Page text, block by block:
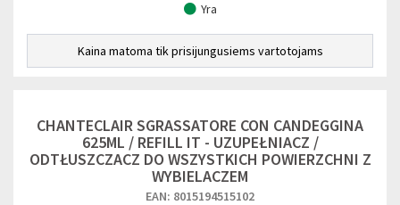
Yra
Kaina matoma tik prisijungusiems vartotojams
CHANTECLAIR SGRASSATORE CON CANDEGGINA
625ML / REFILL IT - UZUPEŁNIACZ /
ODTŁUSZCZACZ DO WSZYSTKICH POWIERZCHNI Z
WYBIELACZEM
EAN: 8015194515102